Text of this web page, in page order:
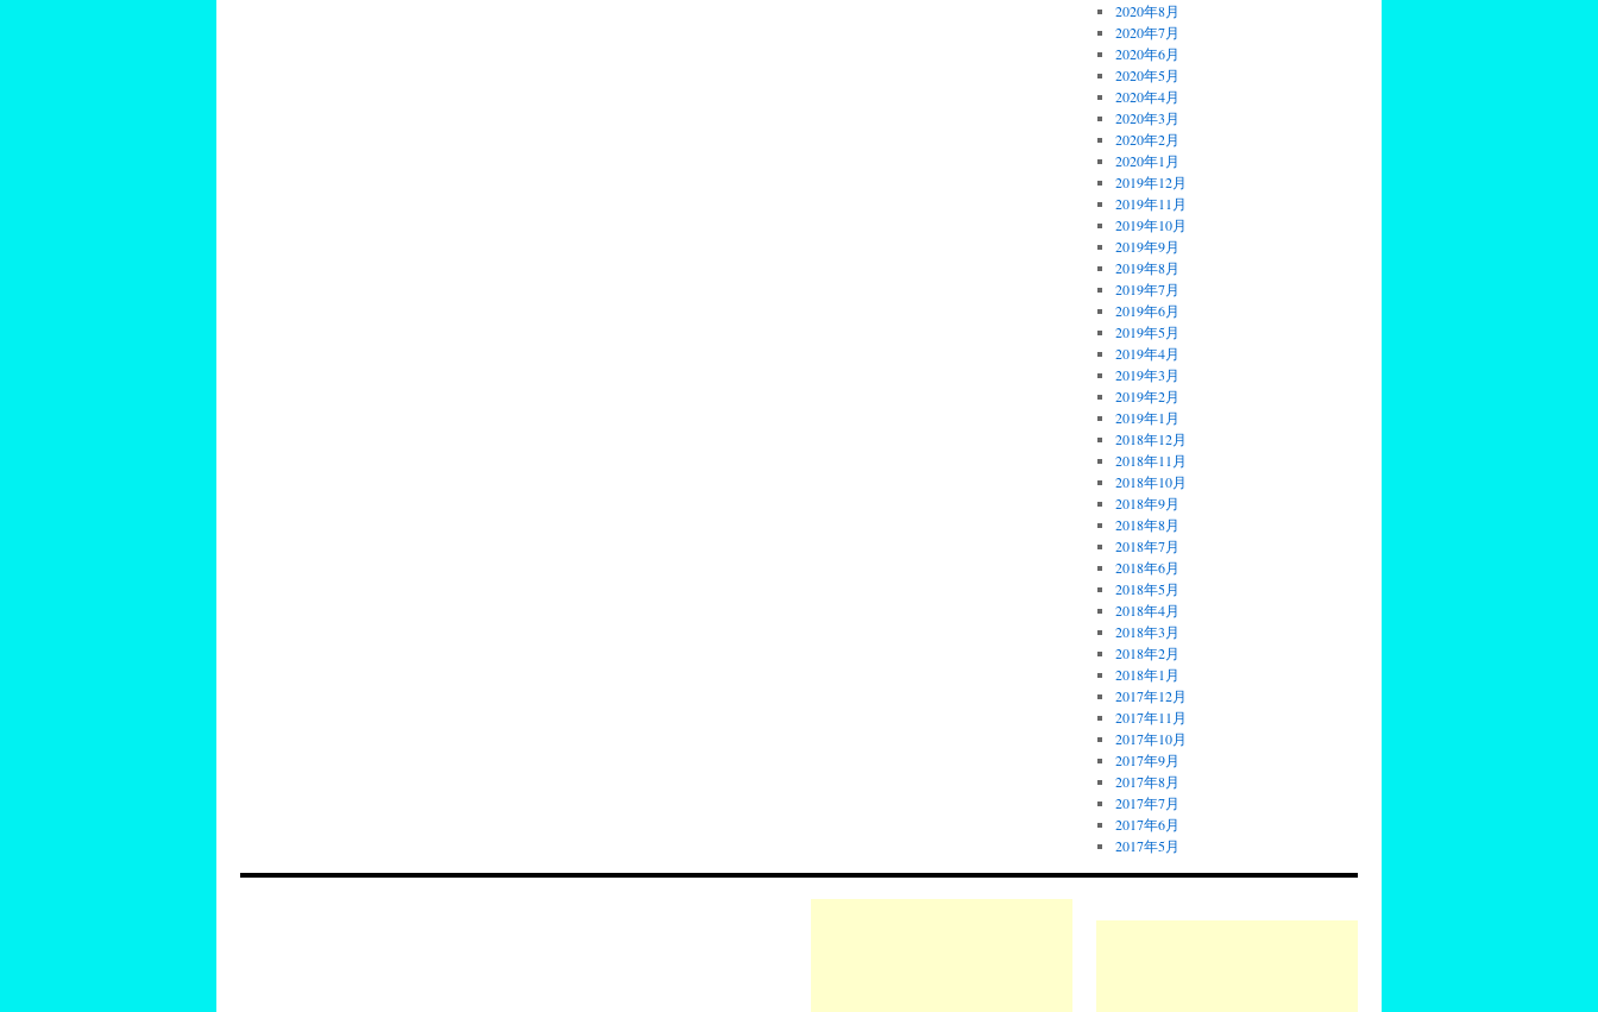
2020年8月
2020年7月
2020年6月
2020年5月
2020年4月
2020年3月
2020年2月
2020年1月
2019年12月
2019年11月
2019年10月
2019年9月
2019年8月
2019年7月
2019年6月
2019年5月
2019年4月
2019年3月
2019年2月
2019年1月
2018年12月
2018年11月
2018年10月
2018年9月
2018年8月
2018年7月
2018年6月
2018年5月
2018年4月
2018年3月
2018年2月
2018年1月
2017年12月
2017年11月
2017年10月
2017年9月
2017年8月
2017年7月
2017年6月
2017年5月